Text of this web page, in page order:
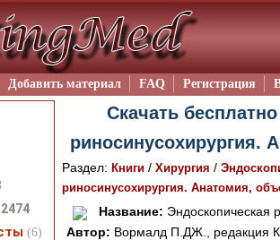
Добавить материал FAQ Регистрация
Скачать
риносинусохирургия.
Раздел: Книги / Хирургия /
риносинусохирургия. Анатомия,
Название: Эндоскопическая
Автор: Вормалд П.ДЖ., редакция
2474
(6)